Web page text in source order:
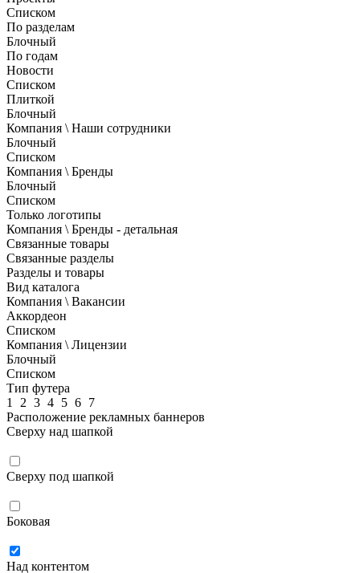
Списком
По разделам
Блочный
По годам
Новости
Списком
Плиткой
Блочный
Компания \ Наши сотрудники
Блочный
Списком
Компания \ Бренды
Блочный
Списком
Только логотипы
Компания \ Бренды - детальная
Связанные товары
Связанные разделы
Разделы и товары
Вид каталога
Компания \ Вакансии
Аккордеон
Списком
Компания \ Лицензии
Блочный
Списком
Тип футера
1
2 3 4 5 6 7
Расположение рекламных баннеров
Сверху над шапкой
Сверху под шапкой
Боковая
Над контентом